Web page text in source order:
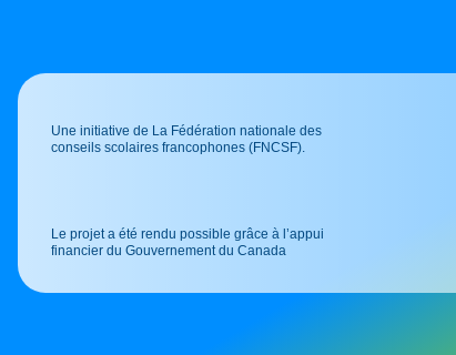
Une initiative de La Fédération nationale des
conseils scolaires francophones (FNCSF).
Le projet a été rendu possible grâce à l’appui
financier du Gouvernement du Canada